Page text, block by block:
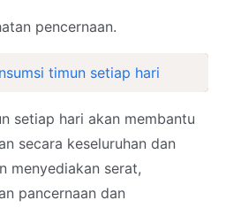
pencernaan.
timun setiap hari
setiap hari akan membantu
secara keseluruhan dan
menyediakan serat,
pancernaan dan